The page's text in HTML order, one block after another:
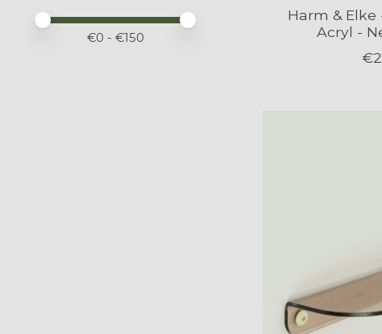
Minimale prijswaarde
Price maximum value
€0 - €150
Harm &
Acryl -